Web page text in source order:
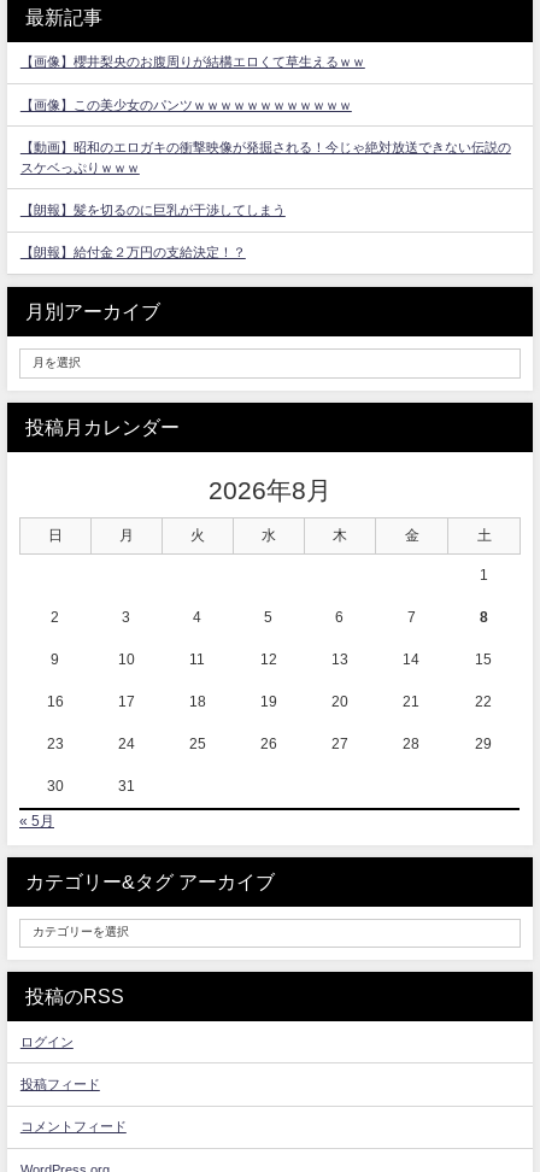
最新記事
【画像】櫻井梨央のお腹周りが結構エロくて草生えるｗｗ
【画像】この美少女のパンツｗｗｗｗｗｗｗｗｗｗｗｗ
【動画】昭和のエロガキの衝撃映像が発掘される！今じゃ絶対放送できない伝説の
スケベっぷりｗｗｗ
【朗報】髪を切るのに巨乳が干渉してしまう
【朗報】給付金２万円の支給決定！？
月別アーカイブ
投稿月カレンダー
2026年8月
日 月 火 水 木 金 土
1
2 3 4 5 6 7 8
9 10 11 12 13 14 15
16 17 18 19 20 21 22
23 24 25 26 27 28 29
30 31
« 5月
カテゴリー&タグ アーカイブ
投稿のRSS
ログイン
投稿フィード
コメントフィード